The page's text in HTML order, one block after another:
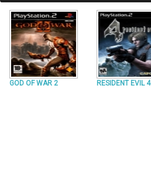
GOD OF WAR 2 RESIDENT EVIL 4